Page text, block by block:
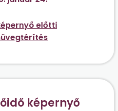
előtti
képernyő